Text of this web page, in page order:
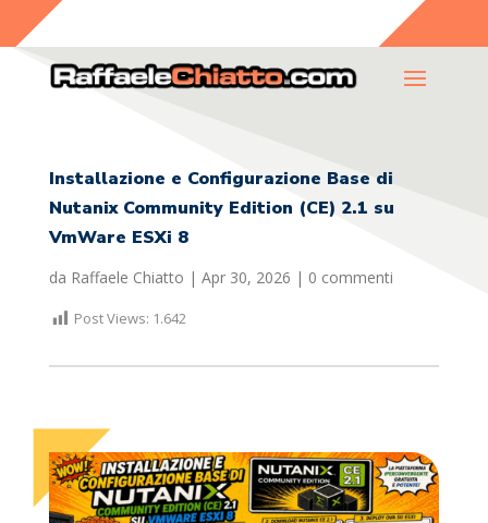
Installazione e Configurazione Base di
Nutanix Community Edition (CE) 2.1 su
VmWare ESXi 8
da Raffaele Chiatto | Apr 30, 2026 | 0 commenti
Post Views: 1.642